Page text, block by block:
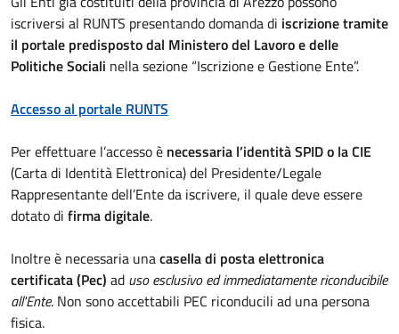
iscriversi al RUNTS presentando domanda di iscrizione tramite
il portale predisposto dal Ministero del Lavoro e delle
Politiche Sociali nella sezione “Iscrizione e Gestione Ente”.
Accesso al portale RUNTS
Per effettuare l’accesso è necessaria l’identità SPID o la CIE
(Carta di Identità Elettronica) del Presidente/Legale
Rappresentante dell’Ente da iscrivere, il quale deve essere
dotato di firma digitale.
Inoltre è necessaria unacasella di posta elettronica
certificata (Pec) ad uso esclusivo ed immediatamente riconducibile
all'Ente. Non sono accettabili PEC riconducili ad una persona
fisica.